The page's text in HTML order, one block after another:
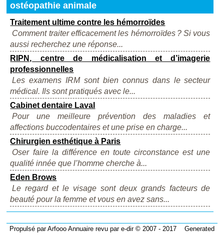
ostéopathie animale
Traitement ultime contre les hémorroïdes
Comment traiter efficacement les hémorroïdes ? Si vous
aussi recherchez une réponse...
RIPN, centre de médicalisation et d’imagerie
professionnelles
Les examens IRM sont bien connus dans le secteur
médical. Ils sont pratiqués avec le...
Cabinet dentaire Laval
Pour une meilleure prévention des maladies et
affections buccodentaires et une prise en charge...
Chirurgien esthétique à Paris
Oser faire la différence en toute circonstance est une
qualité innée que l’homme cherche à...
Eden Brows
Le regard et le visage sont deux grands facteurs de
beauté pour la femme et vous en avez sans...
Propulsé parArfooo Annuairerevu par e-dir© 2007 - 2017 Generated